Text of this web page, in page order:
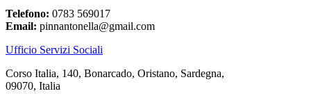
Telefono: 0783 569017
Email: pinnantonella@gmail.com
Ufficio Servizi Sociali
Corso Italia, 140, Bonarcado, Oristano, Sardegna,
09070, Italia